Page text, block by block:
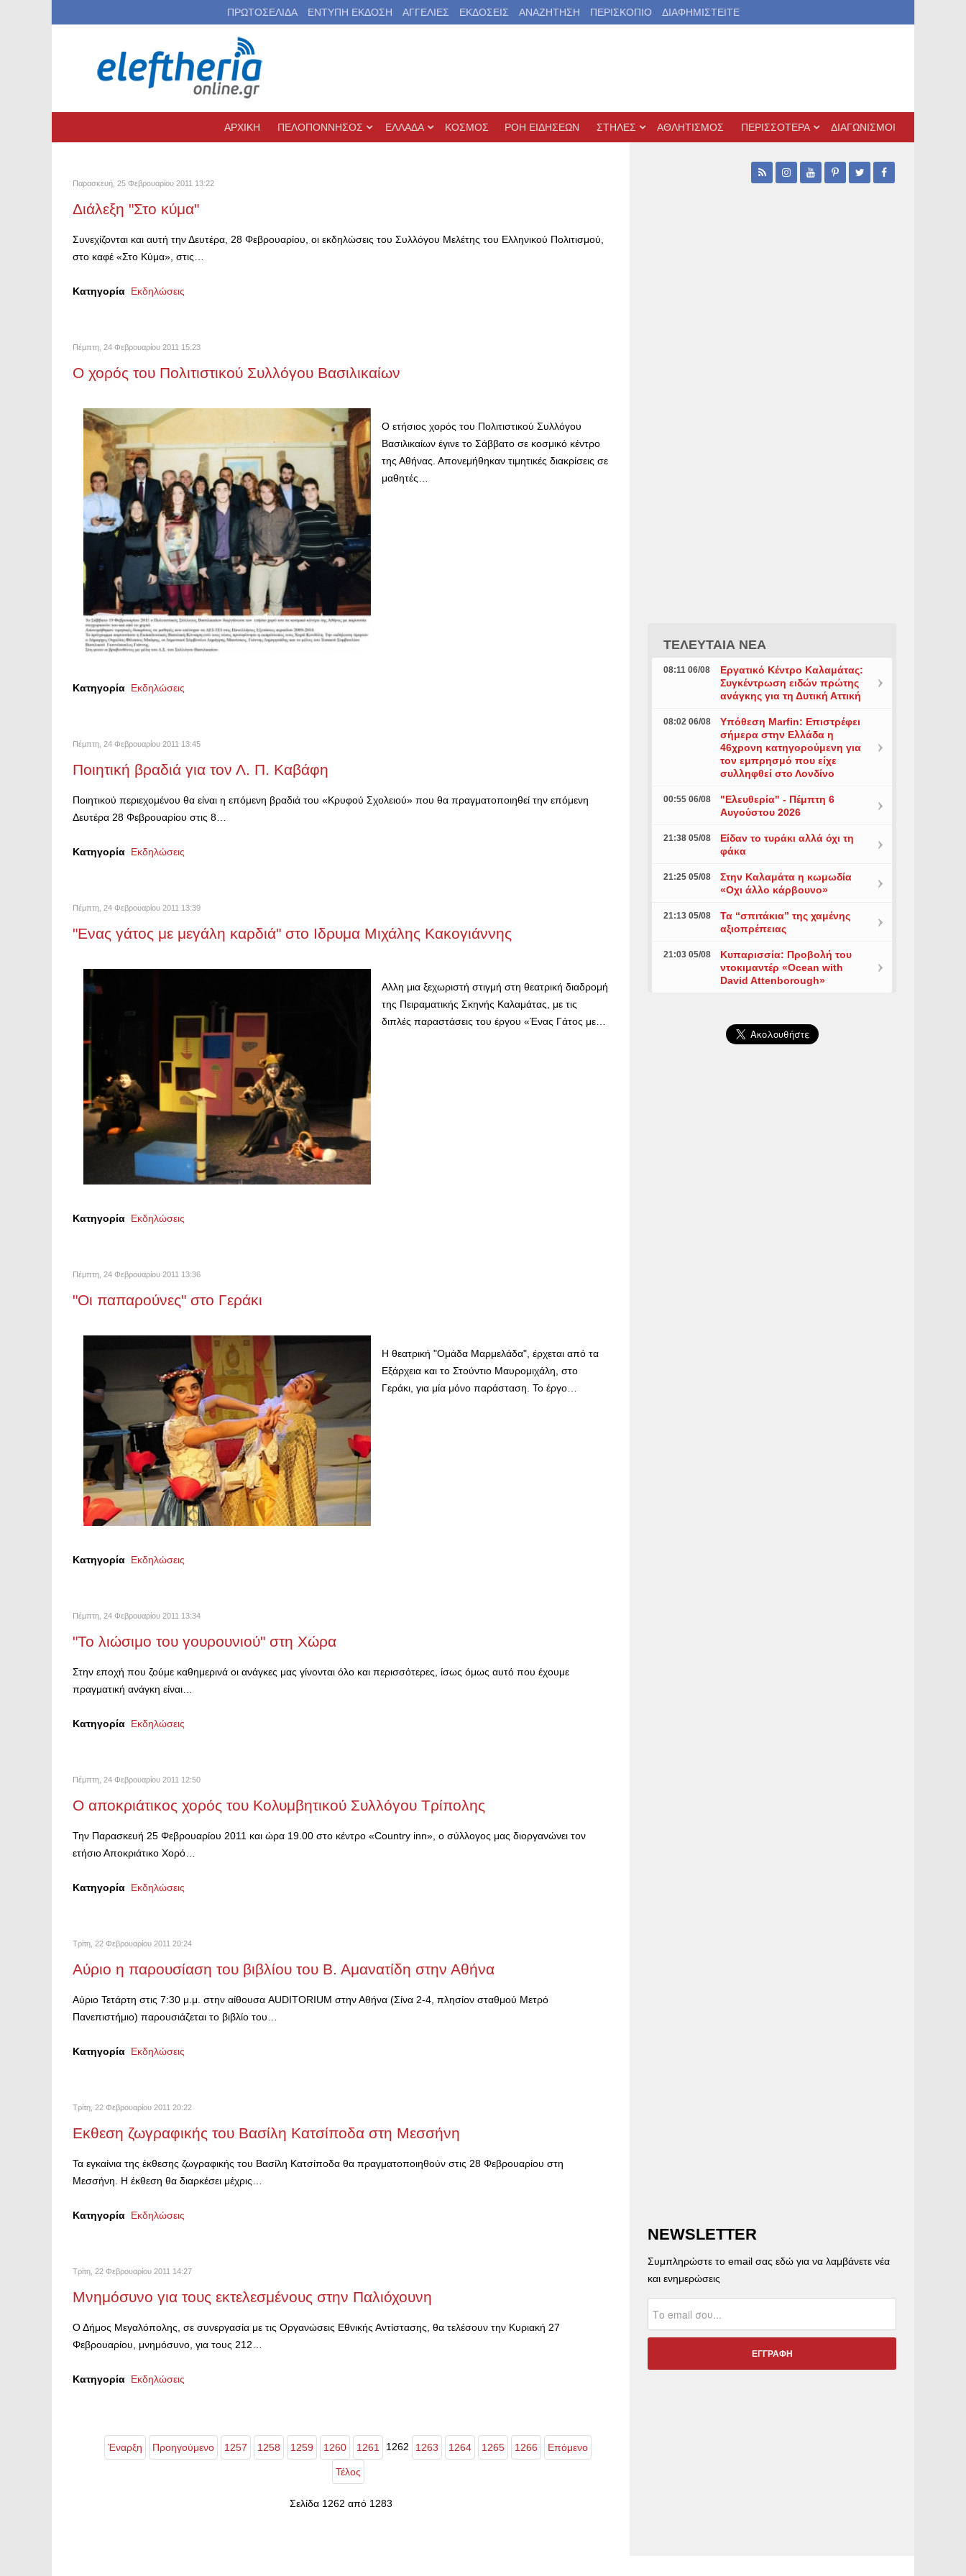
ΠΡΩΤΟΣΕΛΙΔΑ ΕΝΤΥΠΗ ΕΚΔΟΣΗ ΑΓΓΕΛΙΕΣ ΕΚΔΟΣΕΙΣ ΑΝΑΖΗΤΗΣΗ ΠΕΡΙΣΚΟΠΙΟ ΔΙΑΦΗΜΙΣΤΕΙΤΕ
ΑΡΧΙΚΗ ΠΕΛΟΠΟΝΝΗΣΟΣ ΕΛΛΑΔΑ ΚΟΣΜΟΣ ΡΟΗ ΕΙΔΗΣΕΩΝ ΣΤΗΛΕΣ ΑΘΛΗΤΙΣΜΟΣ ΠΕΡΙΣΣΟΤΕΡΑ ΔΙΑΓΩΝΙΣΜΟΙ
Παρασκευή, 25 Φεβρουαρίου 2011 13:22
Διάλεξη "Στο κύμα"
Συνεχίζονται και αυτή την Δευτέρα, 28 Φεβρουαρίου, οι εκδηλώσεις του Συλλόγου Μελέτης του Ελληνικού Πολιτισμού,
στο καφέ «Στο Κύμα», στις…
Κατηγορία Εκδηλώσεις
Πέμπτη, 24 Φεβρουαρίου 2011 15:23
Ο χορός του Πολιτιστικού Συλλόγου Βασιλικαίων
Ο ετήσιος χορός του Πολιτιστικού Συλλόγου
Βασιλικαίων έγινε το Σάββατο σε κοσμικό κέντρο
της Αθήνας. Απονεμήθηκαν τιμητικές διακρίσεις σε
μαθητές…
Κατηγορία Εκδηλώσεις
Πέμπτη, 24 Φεβρουαρίου 2011 13:45
Ποιητική βραδιά για τον Λ. Π. Καβάφη
Ποιητικού περιεχομένου θα είναι η επόμενη βραδιά του «Κρυφού Σχολειού» που θα πραγματοποιηθεί την επόμενη
Δευτέρα 28 Φεβρουαρίου στις 8…
Κατηγορία Εκδηλώσεις
Πέμπτη, 24 Φεβρουαρίου 2011 13:39
"Ενας γάτος με μεγάλη καρδιά" στο Ιδρυμα Μιχάλης Κακογιάννης
Αλλη μια ξεχωριστή στιγμή στη θεατρική διαδρομή
της Πειραματικής Σκηνής Καλαμάτας, με τις
διπλές παραστάσεις του έργου «Ένας Γάτος με…
Κατηγορία Εκδηλώσεις
Πέμπτη, 24 Φεβρουαρίου 2011 13:36
"Οι παπαρούνες" στο Γεράκι
Η θεατρική "Ομάδα Μαρμελάδα", έρχεται από τα
Εξάρχεια και το Στούντιο Μαυρομιχάλη, στο
Γεράκι, για μία μόνο παράσταση. Το έργο…
Κατηγορία Εκδηλώσεις
Πέμπτη, 24 Φεβρουαρίου 2011 13:34
"Το λιώσιμο του γουρουνιού" στη Χώρα
Στην εποχή που ζούμε καθημερινά οι ανάγκες μας γίνονται όλο και περισσότερες, ίσως όμως αυτό που έχουμε
πραγματική ανάγκη είναι…
Κατηγορία Εκδηλώσεις
Πέμπτη, 24 Φεβρουαρίου 2011 12:50
Ο αποκριάτικος χορός του Κολυμβητικού Συλλόγου Τρίπολης
Την Παρασκευή 25 Φεβρουαρίου 2011 και ώρα 19.00 στο κέντρο «Country inn», ο σύλλογος μας διοργανώνει τον
ετήσιο Αποκριάτικο Χορό…
Κατηγορία Εκδηλώσεις
Τρίτη, 22 Φεβρουαρίου 2011 20:24
Αύριο η παρουσίαση του βιβλίου του Β. Αμανατίδη στην Αθήνα
Αύριο Τετάρτη στις 7:30 μ.μ. στην αίθουσα AUDITORIUM στην Αθήνα (Σίνα 2-4, πλησίον σταθμού Μετρό
Πανεπιστήμιο) παρουσιάζεται το βιβλίο του…
Κατηγορία Εκδηλώσεις
Τρίτη, 22 Φεβρουαρίου 2011 20:22
Εκθεση ζωγραφικής του Βασίλη Κατσίποδα στη Μεσσήνη
Τα εγκαίνια της έκθεσης ζωγραφικής του Βασίλη Κατσίποδα θα πραγματοποιηθούν στις 28 Φεβρουαρίου στη
Μεσσήνη. Η έκθεση θα διαρκέσει μέχρις…
Κατηγορία Εκδηλώσεις
Τρίτη, 22 Φεβρουαρίου 2011 14:27
Μνημόσυνο για τους εκτελεσμένους στην Παλιόχουνη
Ο Δήμος Μεγαλόπολης, σε συνεργασία με τις Οργανώσεις Εθνικής Αντίστασης, θα τελέσουν την Κυριακή 27
Φεβρουαρίου, μνημόσυνο, για τους 212…
Κατηγορία Εκδηλώσεις
Έναρξη Προηγούμενο 1257 1258 1259 1260 1261 1262 1263 1264 1265 1266 Επόμενο
Τέλος
Σελίδα 1262 από 1283
ΤΕΛΕΥΤΑΙΑ ΝΕΑ
08:11 06/08
Εργατικό Κέντρο Καλαμάτας:
Συγκέντρωση ειδών πρώτης
ανάγκης για τη Δυτική Αττική
08:02 06/08
Υπόθεση Marfin: Επιστρέφει
σήμερα στην Ελλάδα η
46χρονη κατηγορούμενη για
τον εμπρησμό που είχε
συλληφθεί στο Λονδίνο
00:55 06/08
"Ελευθερία" - Πέμπτη 6
Αυγούστου 2026
21:38 05/08
Είδαν το τυράκι αλλά όχι τη
φάκα
21:25 05/08
Στην Καλαμάτα η κωμωδία
«Οχι άλλο κάρβουνο»
21:13 05/08
Τα “σπιτάκια” της χαμένης
αξιοπρέπειας
21:03 05/08
Κυπαρισσία: Προβολή του
ντοκιμαντέρ «Ocean with
David Attenborough»
NEWSLETTER
Συμπληρώστε το email σας εδώ για να λαμβάνετε νέα
και ενημερώσεις